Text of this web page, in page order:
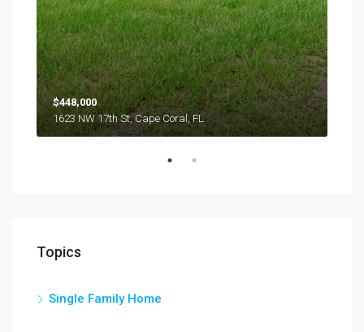
$448,000
1623 NW 17th St, Cape Coral, FL
Topics
Single Family Home